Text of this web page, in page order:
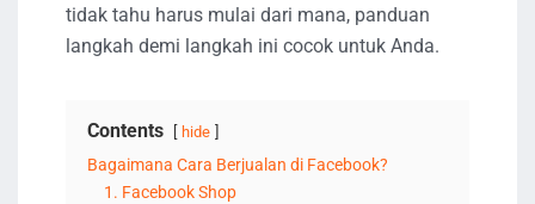
tidak tahu harus mulai dari mana, panduan
langkah demi langkah ini cocok untuk Anda.
Contents hide
Bagaimana Cara Berjualan di Facebook?
1. Facebook Shop